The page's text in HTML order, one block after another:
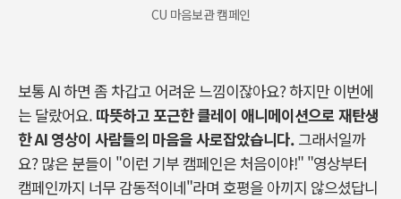
CU 마음보관 캠페인
보통AI하면 좀 차갑고 어려운 느낌이잖아요?하지만 이번에
는 달랐어요. 따뜻하고 포근한 클레이 애니메이션으로 재탄생
한AI 영상이 사람들의 마음을 사로잡았습니다. 그래서일까
요? 많은 분들이 "이런 기부 캠페인은 처음이야!" "영상부터
캠페인까지 너무 감동적이네"라며 호평을 아끼지 않으셨답니